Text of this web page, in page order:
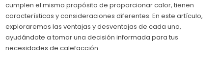
cumplen el mismo propósito de proporcionar calor, tienen
características y consideraciones diferentes. En este artículo,
exploraremos las ventajas y desventajas de cada uno,
ayudándote a tomar una decisión informada para tus
necesidades de calefacción.